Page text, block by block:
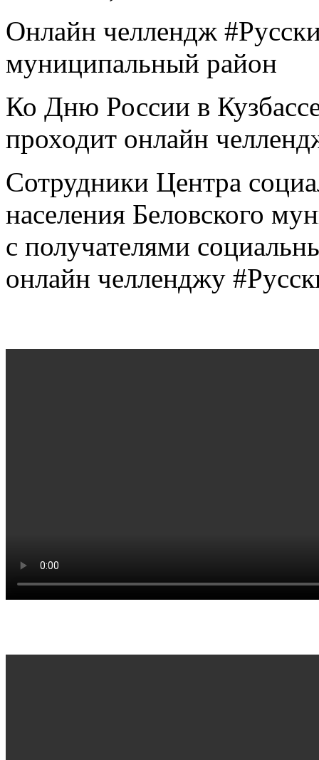
Онлайн челлендж
муниципальный район
Ко Дню России в
проходит онлайн
Сотрудники Центра
населения Беловского
с получателями
онлайн челленджу